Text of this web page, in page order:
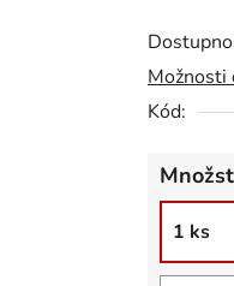
produktu
je
0,0
Možnosti
Kód:
1 ks